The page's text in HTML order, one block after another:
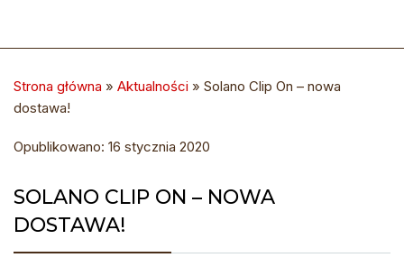
Strona główna » Aktualności » Solano Clip On – nowa
dostawa!
Opublikowano: 16 stycznia 2020
SOLANO CLIP ON – NOWA
DOSTAWA!